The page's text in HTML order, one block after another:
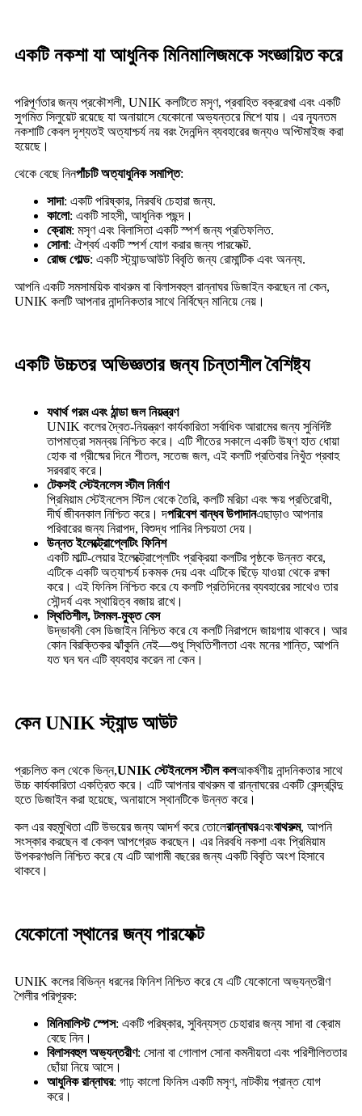
একটি নকশা যা আধুনিক মিনিমালিজমকে সংজ্ঞায়িত করে
পরিপূর্ণতার জন্য প্রকৌশলী, UNIK কলটিতে মসৃণ, প্রবাহিত বক্ররেখা এবং একটি
সুগমিত সিলুয়েট রয়েছে যা অনায়াসে যেকোনো অভ্যন্তরে মিশে যায়। এর ন্যূনতম
নকশাটি কেবল দৃশ্যতই অত্যাশ্চর্য নয় বরং দৈনন্দিন ব্যবহারের জন্যও অপ্টিমাইজ করা
হয়েছে।
থেকে বেছে নিনপাঁচটি অত্যাধুনিক সমাপ্তি:
সাদা: একটি পরিষ্কার, নিরবধি চেহারা জন্য.
কালো: একটি সাহসী, আধুনিক পছন্দ।
ক্রোম: মসৃণ এবং বিলাসিতা একটি স্পর্শ জন্য প্রতিফলিত.
সোনা: ঐশ্বর্য একটি স্পর্শ যোগ করার জন্য পারফেক্ট.
রোজ গোল্ড: একটি স্ট্যান্ডআউট বিবৃতি জন্য রোমান্টিক এবং অনন্য.
আপনি একটি সমসাময়িক বাথরুম বা বিলাসবহুল রান্নাঘর ডিজাইন করছেন না কেন,
UNIK কলটি আপনার নান্দনিকতার সাথে নির্বিঘ্নে মানিয়ে নেয়।
একটি উচ্চতর অভিজ্ঞতার জন্য চিন্তাশীল বৈশিষ্ট্য
যথার্থ গরম এবং ঠান্ডা জল নিয়ন্ত্রণ
UNIK কলের দ্বৈত-নিয়ন্ত্রণ কার্যকারিতা সর্বাধিক আরামের জন্য সুনির্দিষ্ট
তাপমাত্রা সমন্বয় নিশ্চিত করে। এটি শীতের সকালে একটি উষ্ণ হাত ধোয়া
হোক বা গ্রীষ্মের দিনে শীতল, সতেজ জল, এই কলটি প্রতিবার নিখুঁত প্রবাহ
সরবরাহ করে।
টেকসই স্টেইনলেস স্টীল নির্মাণ
প্রিমিয়াম স্টেইনলেস স্টিল থেকে তৈরি, কলটি মরিচা এবং ক্ষয় প্রতিরোধী,
দীর্ঘ জীবনকাল নিশ্চিত করে। দপরিবেশ বান্ধব উপাদানএছাড়াও আপনার
পরিবারের জন্য নিরাপদ, বিশুদ্ধ পানির নিশ্চয়তা দেয়।
উন্নত ইলেক্ট্রোপ্লেটিং ফিনিশ
একটি মাল্টি-লেয়ার ইলেক্ট্রোপ্লেটিং প্রক্রিয়া কলটির পৃষ্ঠকে উন্নত করে,
এটিকে একটি অত্যাশ্চর্য চকমক দেয় এবং এটিকে ছিঁড়ে যাওয়া থেকে রক্ষা
করে। এই ফিনিস নিশ্চিত করে যে কলটি প্রতিদিনের ব্যবহারের সাথেও তার
সৌন্দর্য এবং স্থায়িত্ব বজায় রাখে।
স্থিতিশীল, টলমল-মুক্ত বেস
উদ্ভাবনী বেস ডিজাইন নিশ্চিত করে যে কলটি নিরাপদে জায়গায় থাকবে। আর
কোন বিরক্তিকর ঝাঁকুনি নেই—শুধু স্থিতিশীলতা এবং মনের শান্তি, আপনি
যত ঘন ঘন এটি ব্যবহার করেন না কেন।
কেন UNIK স্ট্যান্ড আউট
প্রচলিত কল থেকে ভিন্ন,UNIK স্টেইনলেস স্টীল কলআকর্ষণীয় নান্দনিকতার সাথে
উচ্চ কার্যকারিতা একত্রিত করে। এটি আপনার বাথরুম বা রান্নাঘরের একটি কেন্দ্রবিন্দু
হতে ডিজাইন করা হয়েছে, অনায়াসে স্থানটিকে উন্নত করে।
কল এর বহুমুখিতা এটি উভয়ের জন্য আদর্শ করে তোলেরান্নাঘরএবংবাথরুম, আপনি
সংস্কার করছেন বা কেবল আপগ্রেড করছেন। এর নিরবধি নকশা এবং প্রিমিয়াম
উপকরণগুলি নিশ্চিত করে যে এটি আগামী বছরের জন্য একটি বিবৃতি অংশ হিসাবে
থাকবে।
যেকোনো স্থানের জন্য পারফেক্ট
UNIK কলের বিভিন্ন ধরনের ফিনিশ নিশ্চিত করে যে এটি যেকোনো অভ্যন্তরীণ
শৈলীর পরিপূরক:
মিনিমালিস্ট স্পেস: একটি পরিষ্কার, সুবিন্যস্ত চেহারার জন্য সাদা বা ক্রোম
বেছে নিন।
বিলাসবহুল অভ্যন্তরীণ: সোনা বা গোলাপ সোনা কমনীয়তা এবং পরিশীলিততার
ছোঁয়া নিয়ে আসে।
আধুনিক রান্নাঘর: গাঢ় কালো ফিনিস একটি মসৃণ, নাটকীয় প্রান্ত যোগ
করে।